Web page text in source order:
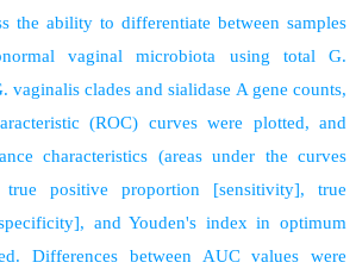
the ability to differentiate between samples
vaginal microbiota using total G.
vaginalis clades and sialidase A gene counts,
(ROC) curves were plotted, and
characteristics (areas under the curves
positive proportion [sensitivity], true
and Youden's index in optimum
Differences between AUC values were